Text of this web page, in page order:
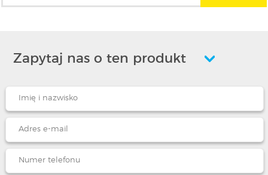
Zapytaj nas o ten produkt